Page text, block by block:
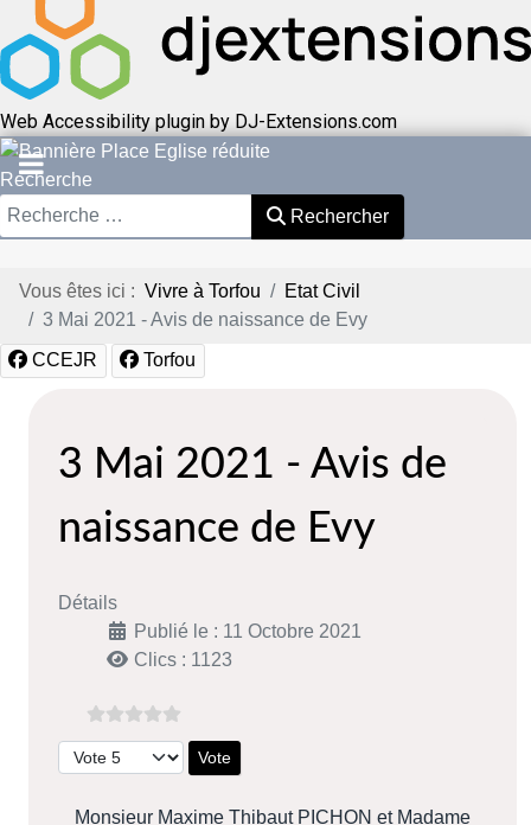
Web Accessibility plugin by DJ-Extensions.com
Recherche
Rechercher
Vous êtes ici : Vivre à Torfou
Etat Civil
3 Mai 2021 - Avis de naissance de Evy
CCEJR Torfou
3 Mai 2021 - Avis de
naissance de Evy
Détails
Publié le : 11 Octobre 2021
Clics : 1123
Veuillez voter
Monsieur Maxime Thibaut PICHON et Madame